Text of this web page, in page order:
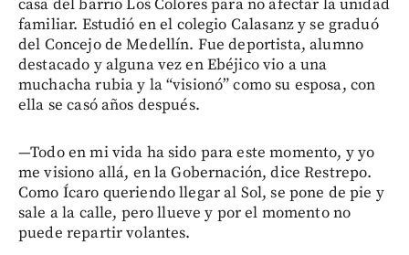
casa del barrio Los Colores para no afectar la unidad
familiar. Estudió en el colegio Calasanz y se graduó
del Concejo de Medellín. Fue deportista, alumno
destacado y alguna vez en Ebéjico vio a una
muchacha rubia y la “visionó” como su esposa, con
ella se casó años después.
—Todo en mi vida ha sido para este momento, y yo
me visiono allá, en la Gobernación, dice Restrepo.
Como Ícaro queriendo llegar al Sol, se pone de pie y
sale a la calle, pero llueve y por el momento no
puede repartir volantes.